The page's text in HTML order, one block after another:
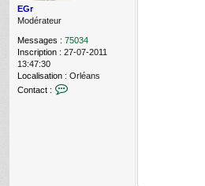
r
EGr
Modérateur
Messages : 75034
Inscription : 27-07-2011
13:47:30
Localisation : Orléans
Contact :